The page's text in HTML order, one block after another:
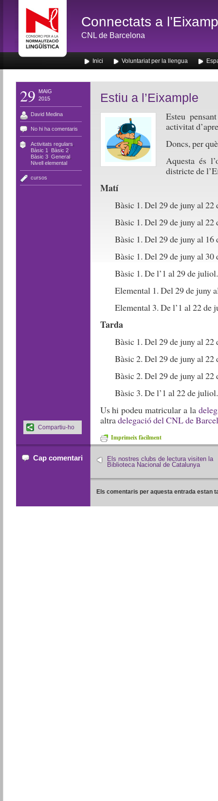
Connectats a
CNL de Barcelona
Inici Voluntariat per la llengua
29
MAIG
2015
David Medina
No hi ha comentaris
Activitats regulars
Bàsic 1
Bàsic 2,
Bàsic 3, General,
Nivell elemental
cursos
Estiu a l’Eixample
Esteu
activitat
Doncs, per
Aquesta és
districte de
Matí
Bàsic 1. Del 29 de juny al
Bàsic 1. Del 29 de juny al
Bàsic 1. Del 29 de juny al
Bàsic 1. Del 29 de juny al
Bàsic 1. De l’1 al 29 de
Elemental 1. Del 29 de juny
Elemental 3. De l’1 al 22 de
Tarda
Bàsic 1. Del 29 de juny al
Bàsic 2. Del 29 de juny al
Bàsic 2. Del 29 de juny al
Bàsic 3. De l’1 al 22 de
Us hi podeu matricular a la
altradelegació del CNL de
Imprimeix fàcilment
Compartiu-ho
Cap comentari
Els nostres clubs de lectura visiten la
Biblioteca Nacional de Catalunya
Els comentaris per aquesta entrada estan